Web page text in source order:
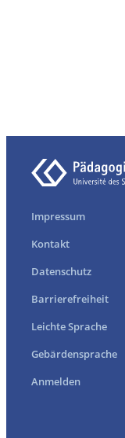
Impressum
Kontakt
Datenschutz
Barrierefreiheit
Leichte Sprache
Gebärdensprache
Anmelden